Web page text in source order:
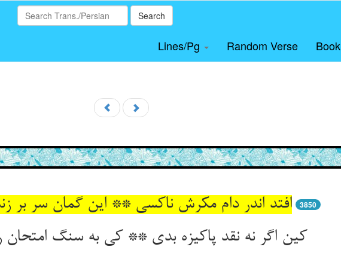
Search
Lines/Pg Random Verse Book
افتد اندر دام مکرش ناکسی ** این گمان سر بر 3850
کین اگر نه نقد پاکیزه بدی ** کی به سنگ